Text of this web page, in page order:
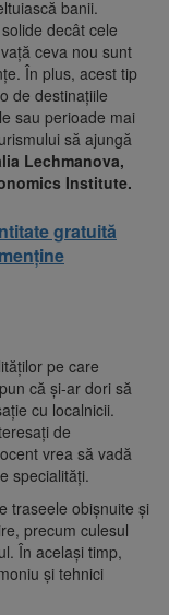
banii.
decât cele
ceva nou sunt
În plus, acest tip
de destinațiile
sau perioade mai
să ajungă
Lechmanova,
Institute.
gratuită
pe care
că și-ar dori să
cu localnicii.
de
vrea să vadă
specialități.
traseele obișnuite și
precum culesul
În același timp,
și tehnici